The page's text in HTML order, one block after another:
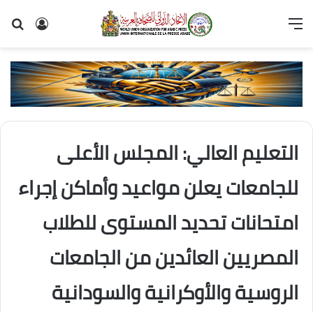
تسجيل
القائمة
التعليم العالي: المجلس الأعلى
للجامعات يعلن مواعيد وأماكن إجراء
امتحانات تحديد المستوى للطلاب
المصريين العائدين من الجامعات
الروسية والأوكرانية والسودانية